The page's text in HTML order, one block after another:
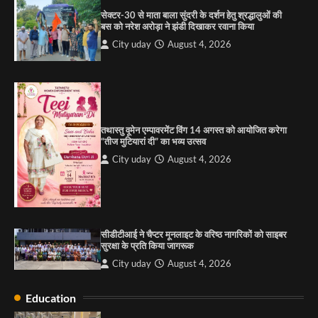
4
1
2
पारस हेल्थ पंचकूला ने ‘तिरंगा यात्रा 2025’ का हरियाणा से
कश्मीर तक किया आगाज़, राष्ट्रीय एकता को मिलेगा नया
आयाम
3
City uday August 6, 2025
सेक्टर-30 से माता बाला सुंदरी के दर्शन हेतु श्रद्धालुओं की
बस को नरेश अरोड़ा ने झंडी दिखाकर रवाना किया
City uday August 4, 2026
तथास्तु वूमेन एम्पावरमेंट विंग 14 अगस्त को आयोजित करेगा
“तीज मुटियारां दी” का भव्य उत्सव
City uday August 4, 2026
सीडीटीआई ने चैप्टर मूनलाइट के वरिष्ठ नागरिकों को साइबर
सुरक्षा के प्रति किया जागरूक
City uday August 4, 2026
Education